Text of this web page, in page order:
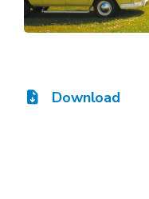
Download